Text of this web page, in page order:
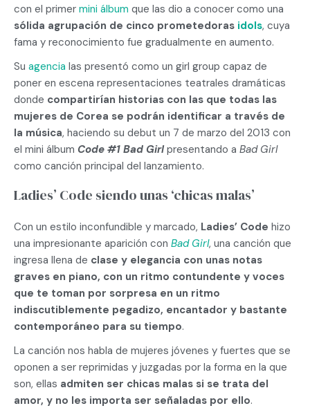
con el primer mini álbum que las dio a conocer como una
sólida agrupación de cinco prometedoras idols, cuya
fama y reconocimiento fue gradualmente en aumento.
Su agencia las presentó como un girl group capaz de
poner en escena representaciones teatrales dramáticas
donde compartirían historias con las que todas las
mujeres de Corea se podrán identificar a través de
la música, haciendo su debut un 7 de marzo del 2013 con
el mini álbum Code #1 Bad Girl presentando a Bad Girl
como canción principal del lanzamiento.
Ladies’ Code siendo unas ‘chicas malas’
Con un estilo inconfundible y marcado, Ladies’ Code hizo
una impresionante aparición con Bad Girl, una canción que
ingresa llena de clase y elegancia con unas notas
graves en piano, con un ritmo contundente y voces
que te toman por sorpresa en un ritmo
indiscutiblemente pegadizo, encantador y bastante
contemporáneo para su tiempo.
La canción nos habla de mujeres jóvenes y fuertes que se
oponen a ser reprimidas y juzgadas por la forma en la que
son, ellas admiten ser chicas malas si se trata del
amor, y no les importa ser señaladas por ello.